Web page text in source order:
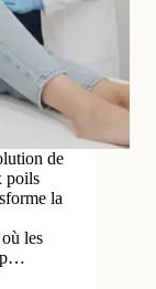
de
poils
la
les